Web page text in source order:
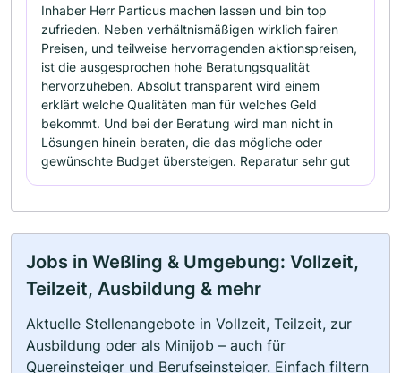
Inhaber Herr Particus machen lassen und bin top
zufrieden. Neben verhältnismäßigen wirklich fairen
Preisen, und teilweise hervorragenden aktionspreisen,
ist die ausgesprochen hohe Beratungsqualität
hervorzuheben. Absolut transparent wird einem
erklärt welche Qualitäten man für welches Geld
bekommt. Und bei der Beratung wird man nicht in
Lösungen hinein beraten, die das mögliche oder
gewünschte Budget übersteigen. Reparatur sehr gut
Jobs in Weßling & Umgebung: Vollzeit,
Teilzeit, Ausbildung & mehr
Aktuelle Stellenangebote in Vollzeit, Teilzeit, zur
Ausbildung oder als Minijob – auch für
Quereinsteiger und Berufseinsteiger. Einfach filtern